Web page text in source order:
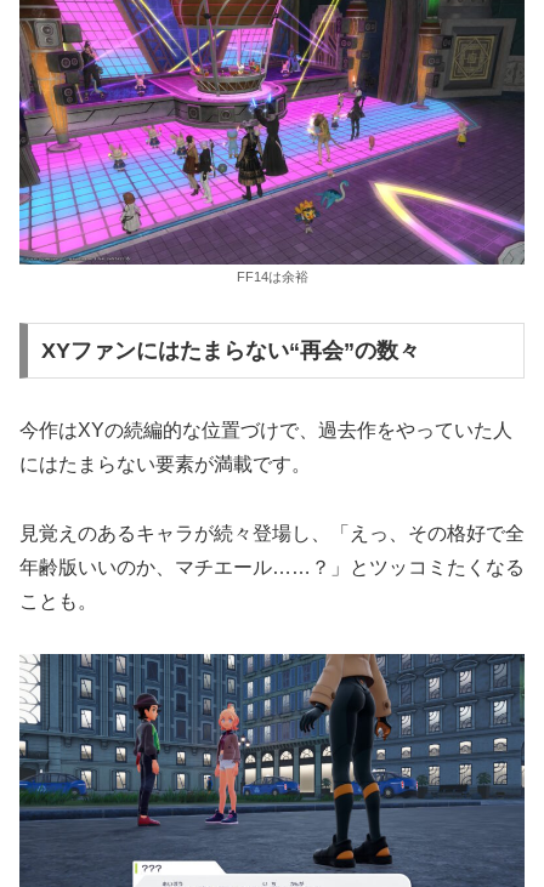
FF14は余裕
XYファンにはたまらない“再会”の数々
今作はXYの続編的な位置づけで、過去作をやっていた人
にはたまらない要素が満載です。
見覚えのあるキャラが続々登場し、「えっ、その格好で全
年齢版いいのか、マチエール……？」とツッコミたくなる
ことも。